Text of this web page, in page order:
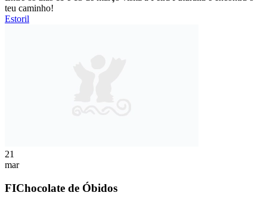
teu caminho!
Estoril
21
mar
FIChocolate de Óbidos